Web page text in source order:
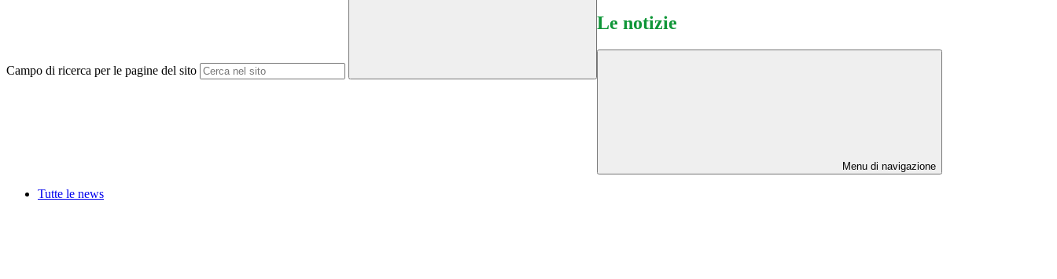
Campo di ricerca per le pagine del sito
Le notizie
Menu di navigazione
Tutte le news